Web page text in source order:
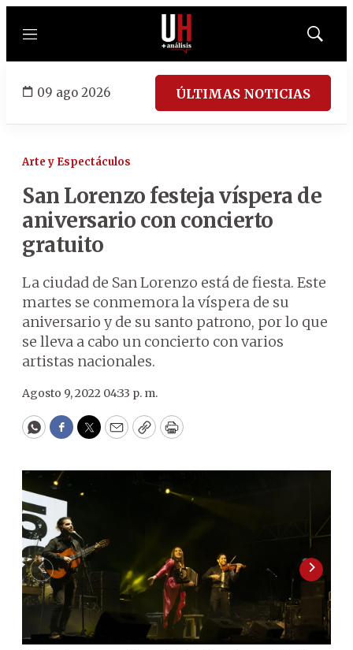
Menú
Mostrar
09 ago 2026 ÚLTIMAS NOTICIAS
Arte y Espectáculos
San Lorenzo festeja víspera de
aniversario con concierto
gratuito
La ciudad de San Lorenzo está de fiesta. Este
martes se conmemora la víspera de su
aniversario y de su santo patrono, por lo que
se lleva a cabo un concierto con varios
artistas nacionales.
Agosto 9, 2022 04:33 p. m.
WhatsApp
Facebook
Twitter
EmailCopyPrint